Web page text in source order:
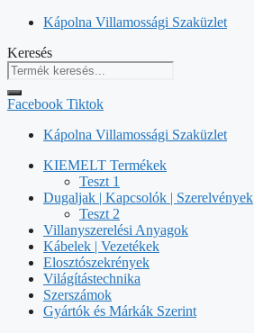
Kilépés
tartalomba
Kápolna Villamossági Szaküzlet
Keresés
Facebook Tiktok
Kápolna Villamossági Szaküzlet
KIEMELT Termékek
Teszt 1
Dugaljak | Kapcsolók | Szerelvények
Teszt 2
Villanyszerelési Anyagok
Kábelek | Vezetékek
Elosztószekrények
Világítástechnika
Szerszámok
Gyártók és Márkák Szerint